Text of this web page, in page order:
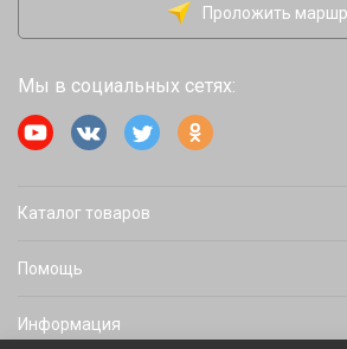
Проложить
Мы в социальных сетях:
Каталог товаров
Помощь
Информация